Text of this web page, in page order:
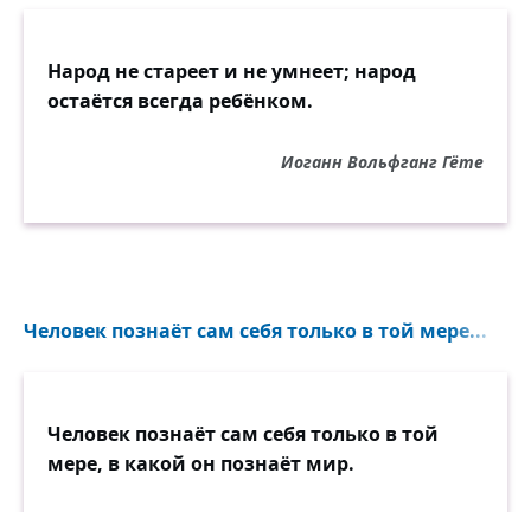
Народ не стареет и не умнеет; народ
остаётся всегда ребёнком.
Иоганн Вольфганг Гёте
Человек познаёт сам себя только в той мере...
Человек познаёт сам себя только в той
мере, в какой он познаёт мир.